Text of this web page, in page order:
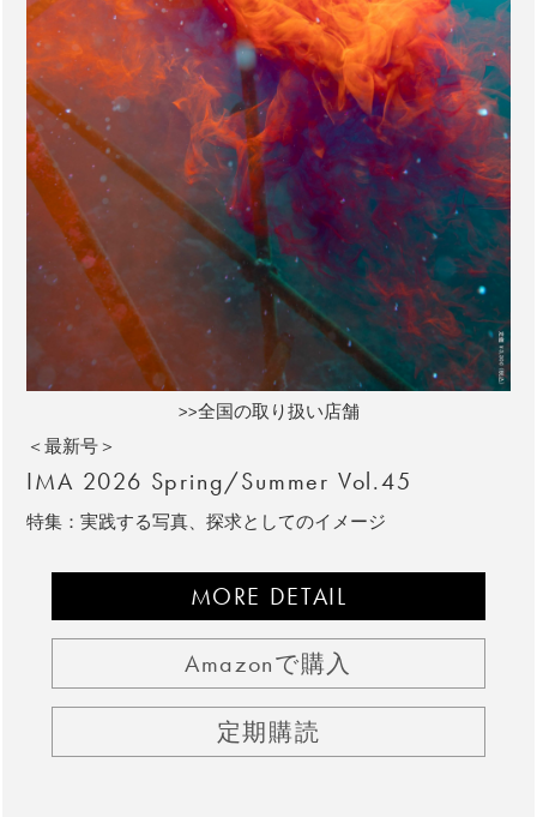
>>全国の取り扱い店舗
＜最新号＞
IMA 2026 Spring/Summer Vol.45
特集：実践する写真、探求としてのイメージ
MORE DETAIL
Amazonで購入
定期購読